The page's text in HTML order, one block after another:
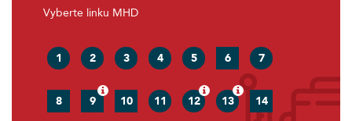
Vyberte linku MHD
1 2 3 4 5 6 7
8 9 10 11 12 13 14